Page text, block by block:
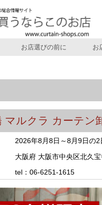
お店選びの前に お
マルクラ カーテン
2026年8月8日～8月9日の2
大阪府 大阪市中央区北久
tel：06-6251-1615